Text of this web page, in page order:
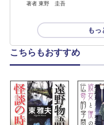
著者 東野 圭吾
もっ
こちらもおすすめ